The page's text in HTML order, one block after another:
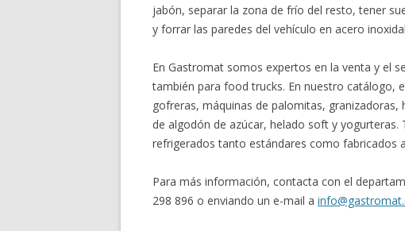
jabón, separar la zona de frío del resto, tener
y forrar las paredes del vehículo en acero
En Gastromat somos expertos en la venta y el
también para food trucks. En nuestro catálogo,
gofreras, máquinas de palomitas,
de algodón de azúcar, helado soft y
refrigerados tanto estándares como fabricados
Para más información, contacta con el
298 896 o enviando un e-mail a